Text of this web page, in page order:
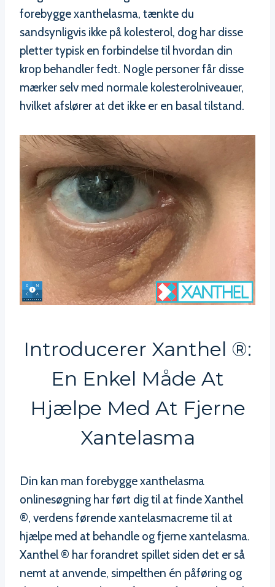
forebygge xanthelasma, tænkte du
sandsynligvis ikke på kolesterol, dog har disse
pletter typisk en forbindelse til hvordan din
krop behandler fedt. Nogle personer får disse
mærker selv med normale kolesterolniveauer,
hvilket afslører at det ikke er en basal tilstand.
Introducerer Xanthel ®:
En Enkel Måde At
Hjælpe Med At Fjerne
Xantelasma
Din kan man forebygge xanthelasma
onlinesøgning har ført dig til at finde Xanthel
®, verdens førende xantelasmacreme til at
hjælpe med at behandle og fjerne xantelasma.
Xanthel ® har forandret spillet siden det er så
nemt at anvende, simpelthen én påføring og